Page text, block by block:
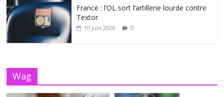
France : l’OL sort l’artillerie lourde contre
Textor
10 juin 2026 0
Wag